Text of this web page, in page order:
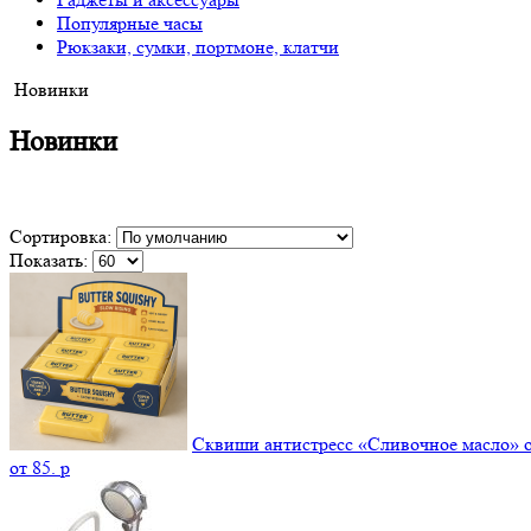
Популярные часы
Рюкзаки, сумки, портмоне, клатчи
Новинки
Новинки
Сортировка:
Показать:
Сквиши антистресс «Сливочное масло»
от 85. p